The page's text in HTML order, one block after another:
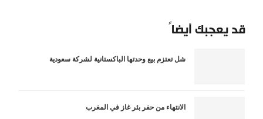
قد يعجبك أيضاً
شل تعتزم بيع وحدتها الباكستانية لشركة سعودية
الانتهاء من حفر بئر غاز في المغرب